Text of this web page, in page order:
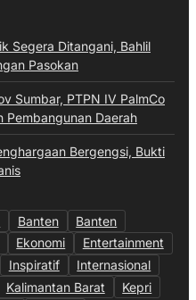
Segera Ditangani, Bahlil
Pasokan
Sumbar, PTPN IV PalmCo
Pembangunan Daerah
Bergengsi, Bukti
Banten
Banten
Ekonomi
Entertainment
Inspiratif
Internasional
Kalimantan Barat
Kepri